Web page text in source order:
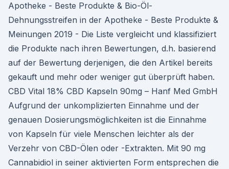
Apotheke - Beste Produkte & Bio-Öl-
Dehnungsstreifen in der Apotheke - Beste Produkte &
Meinungen 2019 - Die Liste vergleicht und klassifiziert
die Produkte nach ihren Bewertungen, d.h. basierend
auf der Bewertung derjenigen, die den Artikel bereits
gekauft und mehr oder weniger gut überprüft haben.
CBD Vital 18% CBD Kapseln 90mg – Hanf Med GmbH
Aufgrund der unkomplizierten Einnahme und der
genauen Dosierungsmöglichkeiten ist die Einnahme
von Kapseln für viele Menschen leichter als der
Verzehr von CBD-Ölen oder -Extrakten. Mit 90 mg
Cannabidiol in seiner aktivierten Form entsprechen die